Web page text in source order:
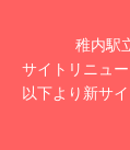
稚内駅
サイトリニュ
以下より新サ